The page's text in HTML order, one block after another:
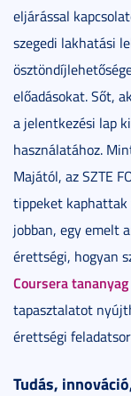
eljárással
szegedi lakhatási
előadásokat. Sőt,
a jelentkezési lap
használatához.
Majától, az SZTE
tippeket
jobban, egy emelt
érettségi, hogyan
Coursera tananyag
tapasztalatot
érettségi
Tudás,